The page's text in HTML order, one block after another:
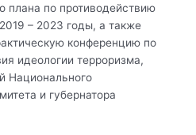
плана по противодействию
– 2023 годы, а также
конференцию по
идеологии терроризма,
Национального
и губернатора